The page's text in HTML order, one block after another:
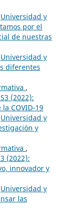
Universidad y
por el
de nuestras
Universidad y
diferentes
,
(2022):
COVID-19
Universidad y
y
,
(2022):
innovador y
Universidad y
las